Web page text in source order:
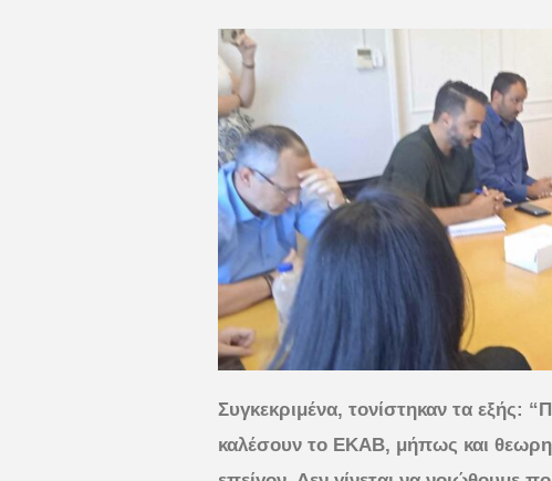
Συγκεκριμένα, τονίστηκαν τα εξής:
καλέσουν το ΕΚΑΒ, μήπως και